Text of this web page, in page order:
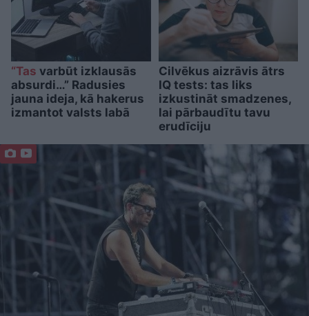
“Tas varbūt izklausās
absurdi…” Radusies
jauna ideja, kā hakerus
izmantot valsts labā
Cilvēkus aizrāvis ātrs
IQ tests: tas liks
izkustināt smadzenes,
lai pārbaudītu tavu
erudīciju